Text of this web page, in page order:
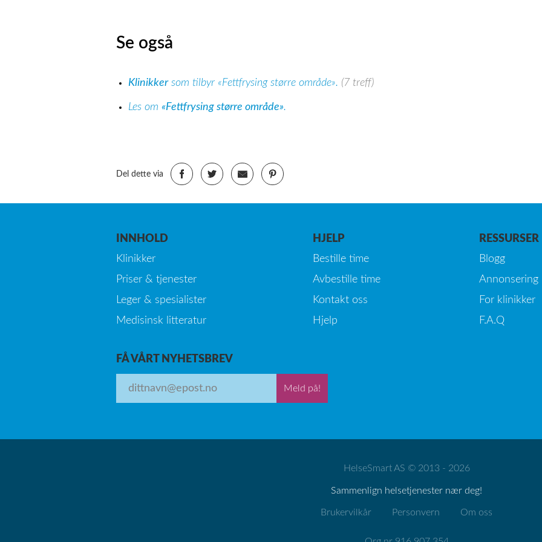
Se også
Klinikkersom tilbyr «Fettfrysing større område». (7 treff)
Les om «Fettfrysing større område».
Del dette via
INNHOLD
Klinikker
Priser & tjenester
Leger & spesialister
Medisinsk litteratur
HJELP
Bestille time
Avbestille time
Kontakt oss
Hjelp
RESSURSER
Blogg
Annonsering
For klinikker
F.A.Q
FÅ VÅRT NYHETSBREV
Meld på!
HelseSmart AS © 2013 - 2026
Sammenlign helsetjenester nær deg!
Brukervilkår Personvern Om oss